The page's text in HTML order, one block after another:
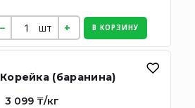
шт В КОРЗИНУ
Корейка (баранина)
3 099 ₸/кг